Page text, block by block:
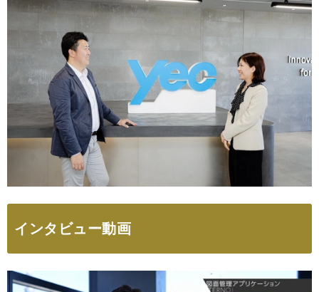
インタビュー動画